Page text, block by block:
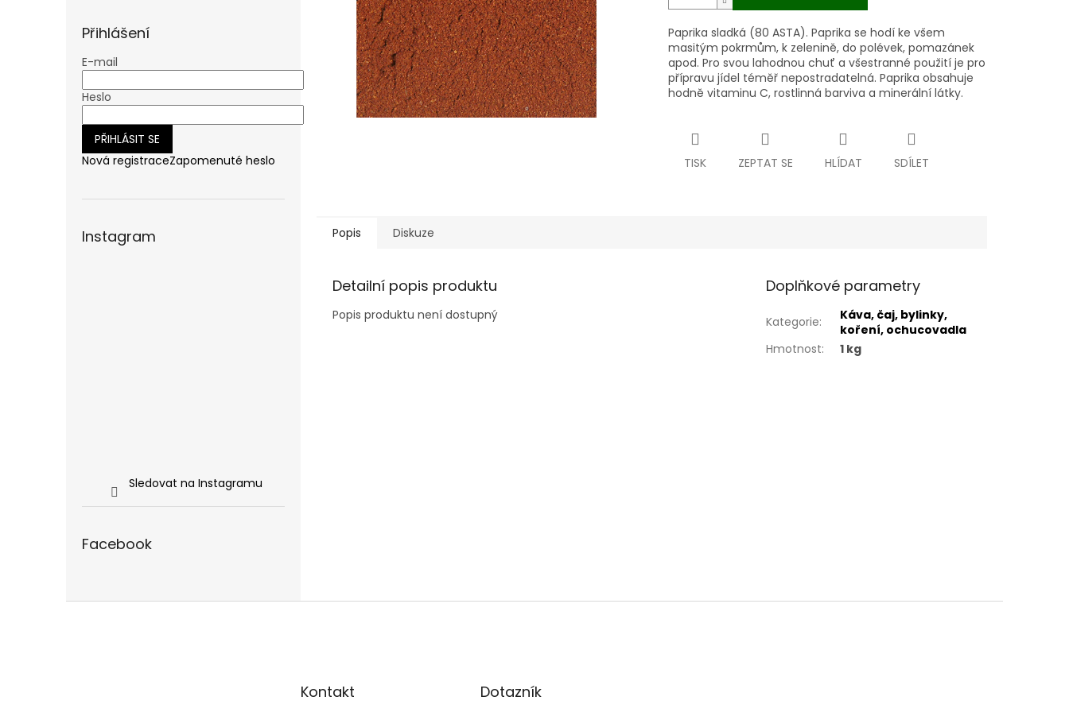
Přihlášení
E-mail
Heslo
PŘIHLÁSIT SE
Nová registraceZapomenuté heslo
Instagram
Sledovat na Instagramu
Facebook
Paprika sladká (80 ASTA). Paprika se hodí ke všem
masitým pokrmům, k zelenině, do polévek, pomazánek
apod. Pro svou lahodnou chuť a všestranné použití je pro
přípravu jídel téměř nepostradatelná. Paprika obsahuje
hodně vitaminu C, rostlinná barviva a minerální látky.
TISK ZEPTAT SE HLÍDAT SDÍLET
Popis Diskuze
Detailní popis produktu
Popis produktu není dostupný
Doplňkové parametry
Kategorie:
Káva, čaj, bylinky,
koření, ochucovadla
Hmotnost: 1 kg
Kontakt Dotazník